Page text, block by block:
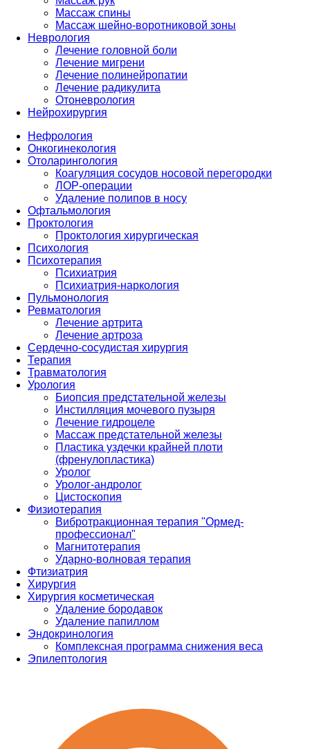
Массаж спины
Массаж шейно-воротниковой зоны
Неврология
Лечение головной боли
Лечение мигрени
Лечение полинейропатии
Лечение радикулита
Отоневрология
Нейрохирургия
Нефрология
Онкогинекология
Отоларингология
Коагуляция сосудов носовой перегородки
ЛОР-операции
Удаление полипов в носу
Офтальмология
Проктология
Проктология хирургическая
Психология
Психотерапия
Психиатрия
Психиатрия-наркология
Пульмонология
Ревматология
Лечение артрита
Лечение артроза
Сердечно-сосудистая хирургия
Терапия
Травматология
Урология
Биопсия предстательной железы
Инстилляция мочевого пузыря
Лечение гидроцеле
Массаж предстательной железы
Пластика уздечки крайней плоти
(френулопластика)
Уролог
Уролог-андролог
Цистоскопия
Физиотерапия
Вибротракционная терапия "Ормед-
профессионал"
Магнитотерапия
Ударно-волновая терапия
Фтизиатрия
Хирургия
Хирургия косметическая
Удаление бородавок
Удаление папиллом
Эндокринология
Комплексная программа снижения веса
Эпилептология